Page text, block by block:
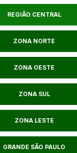
REGIÃO CENTRAL
ZONA NORTE
ZONA OESTE
ZONA SUL
ZONA LESTE
GRANDE SÃO PAULO